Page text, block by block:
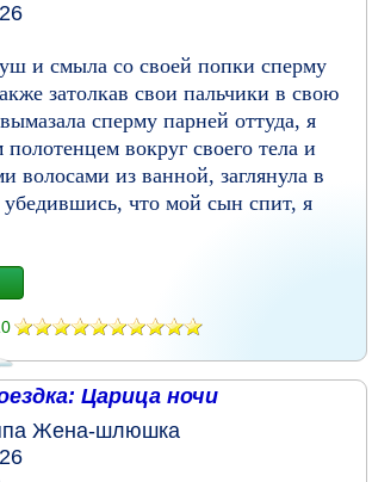
и смыла со своей попки сперму
затолкав свои пальчики в свою
сперму парней оттуда, я
вокруг своего тела и
волосами из ванной, заглянула в
что мой сын спит, я
Царица ночи
Жена-шлюшка